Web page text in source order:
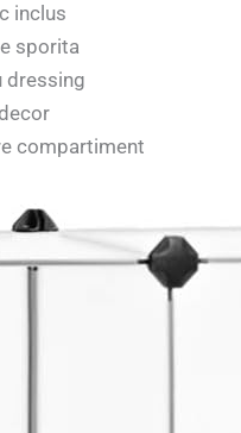
inclus
sporita
dressing
compartiment